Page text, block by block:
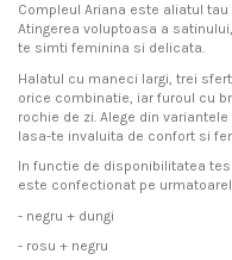
Compleul Ariana este aliatul
Atingerea voluptoasa a
te simti feminina si delicata.
Halatul cu maneci largi, trei
orice combinatie, iar furoul cu
rochie de zi. Alege din
lasa-te invaluita de confort si
In functie de disponibilitatea
este confectionat pe
- negru + dungi
- rosu + negru